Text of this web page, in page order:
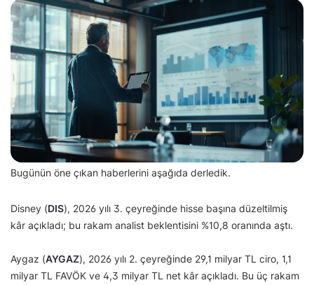
Bugünün öne çıkan haberlerini aşağıda derledik.
Disney (DIS), 2026 yılı 3. çeyreğinde hisse başına düzeltilmiş
kâr açıkladı; bu rakam analist beklentisini %10,8 oranında aştı.
Aygaz (AYGAZ), 2026 yılı 2. çeyreğinde 29,1 milyar TL ciro, 1,1
milyar TL FAVÖK ve 4,3 milyar TL net kâr açıkladı. Bu üç rakam